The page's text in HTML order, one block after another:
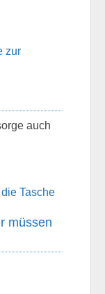
auch
müssen